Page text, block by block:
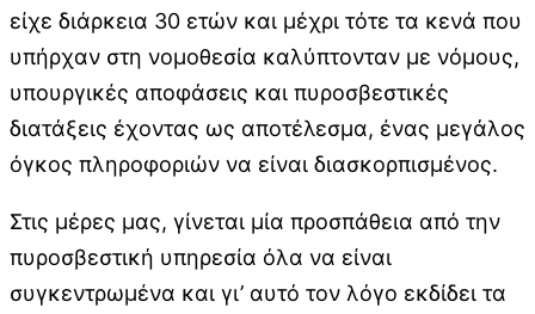
είχε διάρκεια 30 ετών και μέχρι τότε τα κενά που
υπήρχαν στη νομοθεσία καλύπτονταν με νόμους,
υπουργικές αποφάσεις και πυροσβεστικές
διατάξεις έχοντας ως αποτέλεσμα, ένας μεγάλος
όγκος πληροφοριών να είναι διασκορπισμένος.
Στις μέρες μας, γίνεται μία προσπάθεια από την
πυροσβεστική υπηρεσία όλα να είναι
συγκεντρωμένα και γι’ αυτό τον λόγο εκδίδει τα